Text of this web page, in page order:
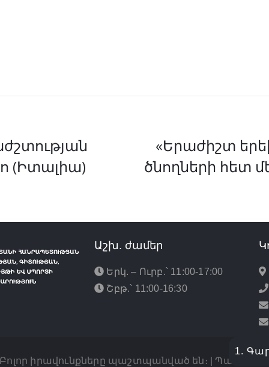
(Իտալիա)
«Երաժիշտ
ծնողների հետ
Աշխ. ժամեր
Երկ. – Ուրբ.՝ 11:00-17:00
Շբթ.՝ 11:00-16:30
իրավունքները պաշտպանված են։ |
1.